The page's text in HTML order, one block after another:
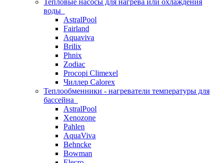
Тепловые насосы для нагрева или охлаждения
воды
AstralPool
Fairland
Aquaviva
Brilix
Phnix
Zodiac
Procopi Climexel
Чиллер Calorex
Теплообменники - нагреватели температуры для
бассейна
AstralPool
Xenozone
Pahlen
AquaViva
Behncke
Bowman